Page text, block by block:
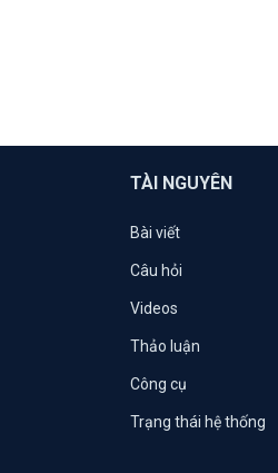
TÀI NGUYÊN
Bài viết
Câu hỏi
Videos
Thảo luận
Công cụ
Trạng thái hệ thống